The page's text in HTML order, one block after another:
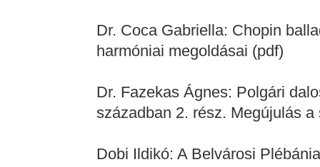
Dr. Coca Gabriella: Chopin
harmóniai megoldásai (pdf)
Dr. Fazekas Ágnes: Polgári
században 2. rész. Megújulás
Dobi Ildikó: A Belvárosi